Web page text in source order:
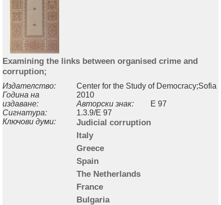
Examining the links between organised crime and
corruption;
Издателство:
Center for the Study of Democracy;Sofia
Година на
издаване:
2010
Авторски знак:
E 97
Сигнатура:
1.3.9/E 97
Ключови думи:
Judicial corruption
Italy
Greece
Spain
The Netherlands
France
Bulgaria